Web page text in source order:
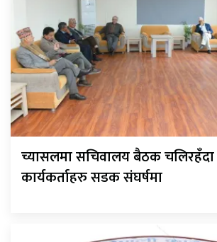
च्यासलमा सचिवालय बैठक
कार्यकर्ताहरु सडक संघर्षमा